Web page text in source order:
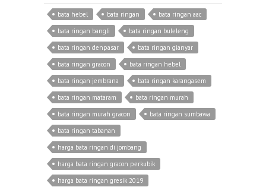
bata hebel bata ringan
bata ringan aac
bata ringan bangli
bata ringan buleleng
bata ringan denpasar
bata ringan gianyar
bata ringan gracon
bata ringan hebel
bata ringan jembrana
bata ringan karangasem
bata ringan mataram
bata ringan murah
bata ringan murah gracon
bata ringan sumbawa
bata ringan tabanan
harga bata ringan di jombang
harga bata ringan gracon perkubik
harga bata ringan gresik 2019